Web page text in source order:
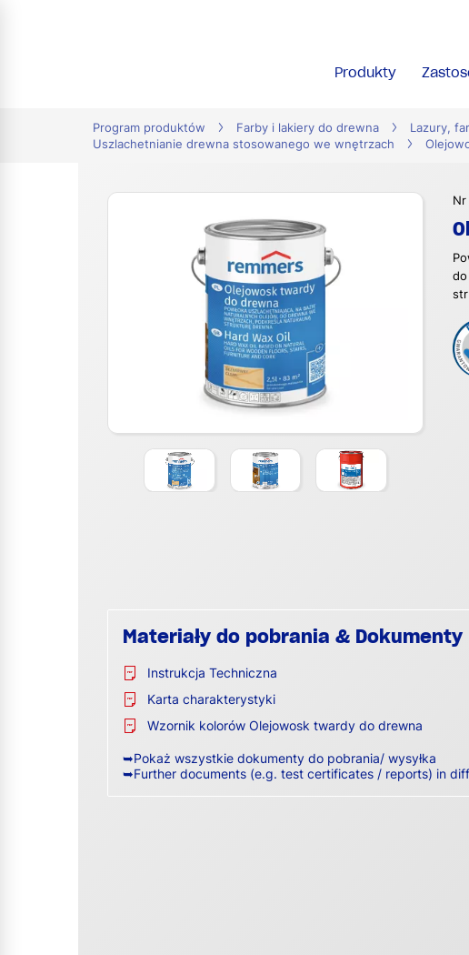
Produkty
Program produktów Farby i lakiery do drewna
Lazury,
Uszlachetnianie drewna stosowanego we wnętrzach
Materiały do pobrania & Dokumenty
Instrukcja Techniczna
Karta charakterystyki
Wzornik kolorów Olejowosk twardy do drewna
➥Pokaż wszystkie dokumenty do pobrania/ wysyłka
➥Further documents (e.g. test certificates / reports) in